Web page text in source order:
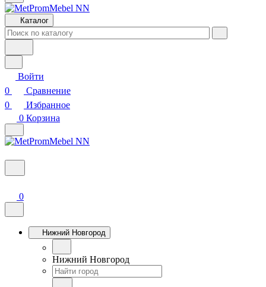
Каталог
Войти
0
Сравнение
0
Избранное
0 Корзина
0
Нижний Новгород
Нижний Новгород